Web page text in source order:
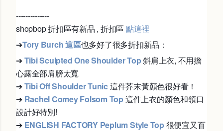
--------------
shopbop 折扣區有新品 , 折扣區 點這裡
➔Tory Burch 這區也多好了很多折扣新品：
➔Tibi Sculpted One Shoulder Top斜肩上衣, 不用擔
心露全部肩膀太寬
➔Tibi Off Shoulder Tunic 這件芥末黃顏色很好看！
➔ Rachel Comey Folsom Top 這件上衣的顏色和領口
設計好特別!
➔ ENGLISH FACTORY Peplum Style Top 很便宜又百